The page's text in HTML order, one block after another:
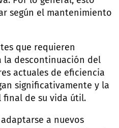
según el mantenimiento
que requieren
la descontinuación del
actuales de eficiencia
significativamente y la
final de su vida útil.
a nuevos